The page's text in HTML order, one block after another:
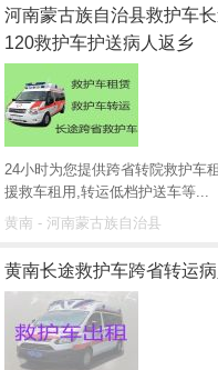
河南蒙古族自治县救护车
120救护车护送病人返乡
24小时为您提供跨省转院救护车
援救车租用,转运低档护送车等...
黄南 - 河南蒙古族自治县
黄南长途救护车跨省转运